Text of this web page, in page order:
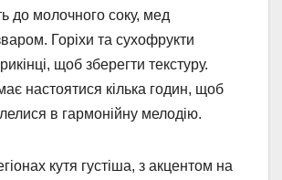
до молочного соку, мед
Горіхи та сухофрукти
щоб зберегти текстуру.
настоятися кілька годин, щоб
в гармонійну мелодію.
кутя густіша, з акцентом на